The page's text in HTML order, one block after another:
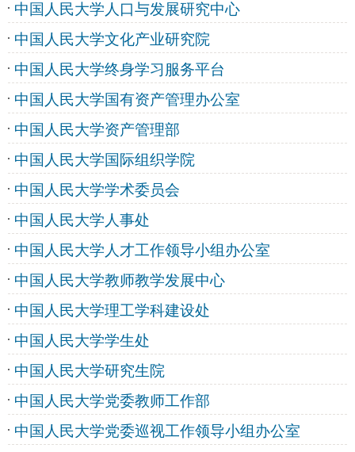
中国人民大学人口与发展研究中心
中国人民大学文化产业研究院
中国人民大学终身学习服务平台
中国人民大学国有资产管理办公室
中国人民大学资产管理部
中国人民大学国际组织学院
中国人民大学学术委员会
中国人民大学人事处
中国人民大学人才工作领导小组办公室
中国人民大学教师教学发展中心
中国人民大学理工学科建设处
中国人民大学学生处
中国人民大学研究生院
中国人民大学党委教师工作部
中国人民大学党委巡视工作领导小组办公室